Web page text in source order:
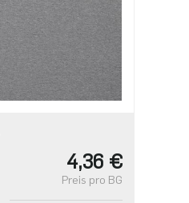
4,36 €
Preis pro BG